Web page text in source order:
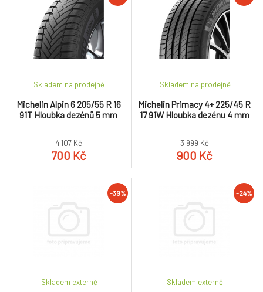
Michelin Alpin 6 205/55 R 16
91T Hloubka dezénů 5 mm
Skladem na prodejně
4 107 Kč
700 Kč
Michelin Primacy 4+ 225/45 R
17 91W Hloubka dezénu 4 mm
Skladem na prodejně
3 999 Kč
900 Kč
-39%
Skladem externě
-24%
Skladem externě